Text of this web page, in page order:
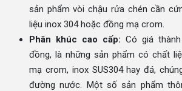
sản phẩm vòi chậu rửa chén cần
liệu inox 304 hoặc đồng mạ crom.
Phân khúc cao cấp: Có giá
đồng, là những sản phẩm có chất
mạ crom, inox SUS304 hay đá,
đường nước. Một số sản phẩm